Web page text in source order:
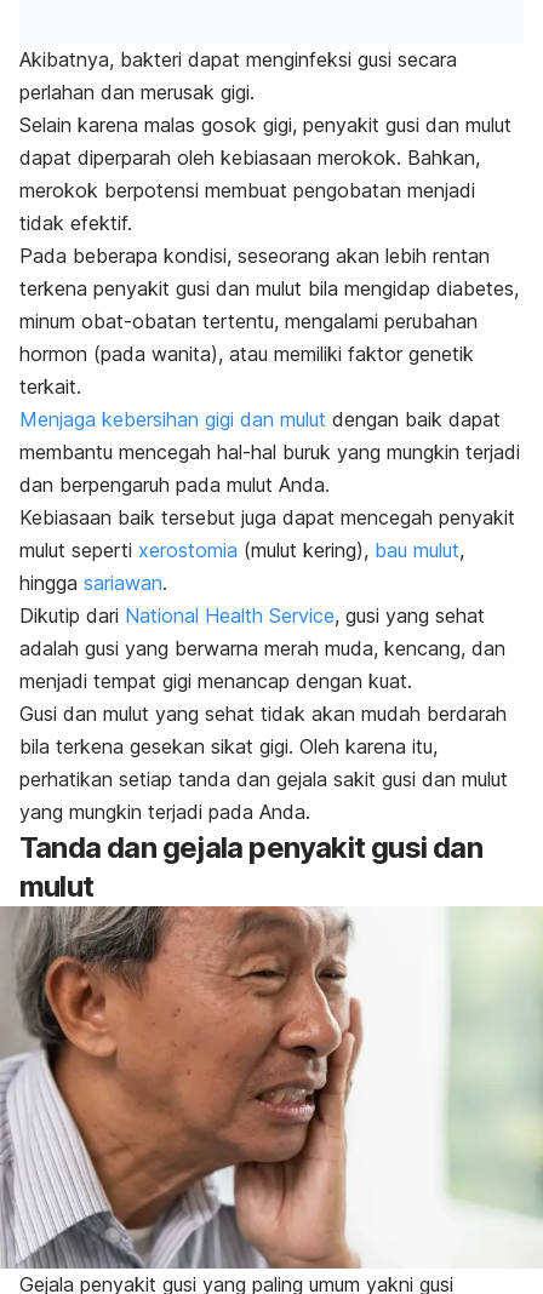
Akibatnya, bakteri dapat menginfeksi gusi secara
perlahan dan merusak gigi.
Selain karena malas gosok gigi, penyakit gusi dan mulut
dapat diperparah oleh kebiasaan merokok. Bahkan,
merokok berpotensi membuat pengobatan menjadi
tidak efektif.
Pada beberapa kondisi, seseorang akan lebih rentan
terkena penyakit gusi dan mulut bila mengidap diabetes,
minum obat-obatan tertentu, mengalami perubahan
hormon (pada wanita), atau memiliki faktor genetik
terkait.
Menjaga kebersihan gigi dan mulut dengan baik dapat
membantu mencegah hal-hal buruk yang mungkin terjadi
dan berpengaruh pada mulut Anda.
Kebiasaan baik tersebut juga dapat mencegah penyakit
mulut seperti xerostomia (mulut kering), bau mulut,
hingga sariawan.
Dikutip dari National Health Service, gusi yang sehat
adalah gusi yang berwarna merah muda, kencang, dan
menjadi tempat gigi menancap dengan kuat.
Gusi dan mulut yang sehat tidak akan mudah berdarah
bila terkena gesekan sikat gigi. Oleh karena itu,
perhatikan setiap tanda dan gejala sakit gusi dan mulut
yang mungkin terjadi pada Anda.
Tanda dan gejala penyakit gusi dan
mulut
Gejala penyakit gusi yang paling umum yakni gusi